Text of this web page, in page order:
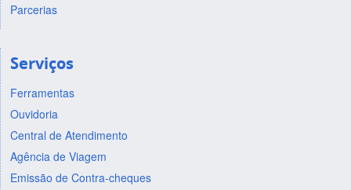
Parcerias
Serviços
Ferramentas
Ouvidoria
Central de Atendimento
Agência de Viagem
Emissão de Contra-cheques